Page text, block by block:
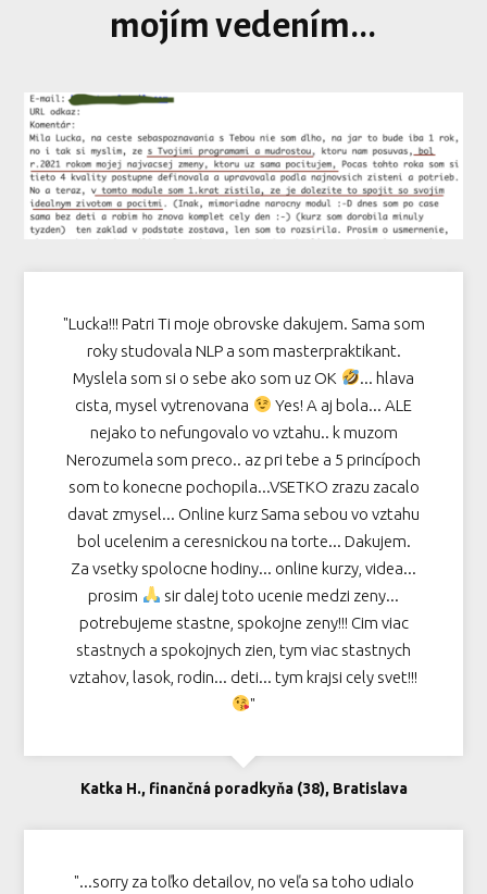
mojím vedením...
"Lucka!!! Patri Ti moje obrovske dakujem. Sama som
roky studovala NLP a som masterpraktikant.
Myslela som si o sebe ako som uz OK
... hlava
cista, mysel vytrenovana
Yes! A aj bola... ALE
nejako to nefungovalo vo vztahu.. k muzom
Nerozumela som preco.. az pri tebe a 5 princípoch
som to konecne pochopila...VSETKO zrazu zacalo
davat zmysel... Online kurz Sama sebou vo vztahu
bol ucelenim a ceresnickou na torte... Dakujem.
Za vsetky spolocne hodiny... online kurzy, videa...
prosim
sir dalej toto ucenie medzi zeny...
potrebujeme stastne, spokojne zeny!!! Cim viac
stastnych a spokojnych zien, tym viac stastnych
vztahov, lasok, rodin... deti... tym krajsi cely svet!!!
"
Katka H., finančná poradkyňa (38), Bratislava
"...sorry za toľko detailov, no veľa sa toho udialo